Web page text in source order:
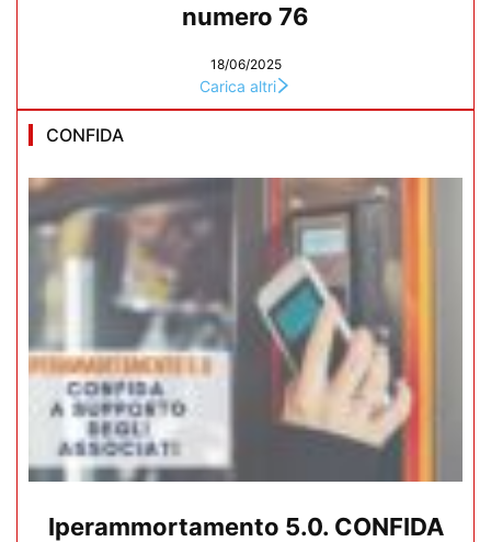
numero 76
18/06/2025
Carica altri
CONFIDA
Iperammortamento 5.0. CONFIDA